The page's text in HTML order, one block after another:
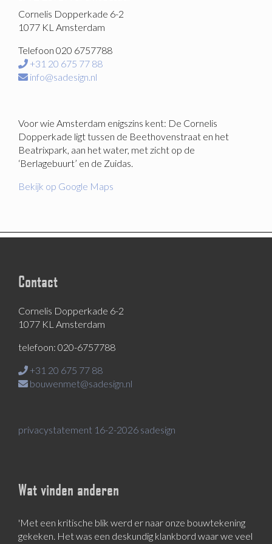
Cornelis Dopperkade 6-2
1077 KL Amsterdam
Telefoon 020 6757788
+31 20 675 77 88
info@sadesign.nl
Voor wie Amsterdam enigszins kent: De Cornelis
Dopperkade ligt tussen de Beethovenstraat en het
Beatrixpark, aan het water, met zicht op de
‘Berlagebuurt’ en de Zuidas.
Bekijk op Google Maps
Contact
Cornelis Dopperkade 6-2
1077 KL Amsterdam
telefoon: 020-6757788
+31 20 675 77 88
bouwenmet@sadesign.nl
privacystatement 16-2-2026 sadesign
Wat vinden anderen
'Met een kritische blik werd er naar onze bouwtekening
gekeken. Het was een deskundig klankbord waar we veel